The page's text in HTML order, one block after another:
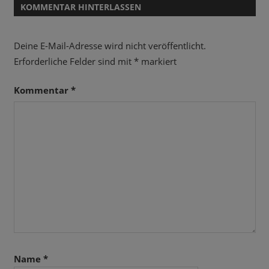
KOMMENTAR HINTERLASSEN
Deine E-Mail-Adresse wird nicht veröffentlicht.
Erforderliche Felder sind mit *markiert
Kommentar *
Name *